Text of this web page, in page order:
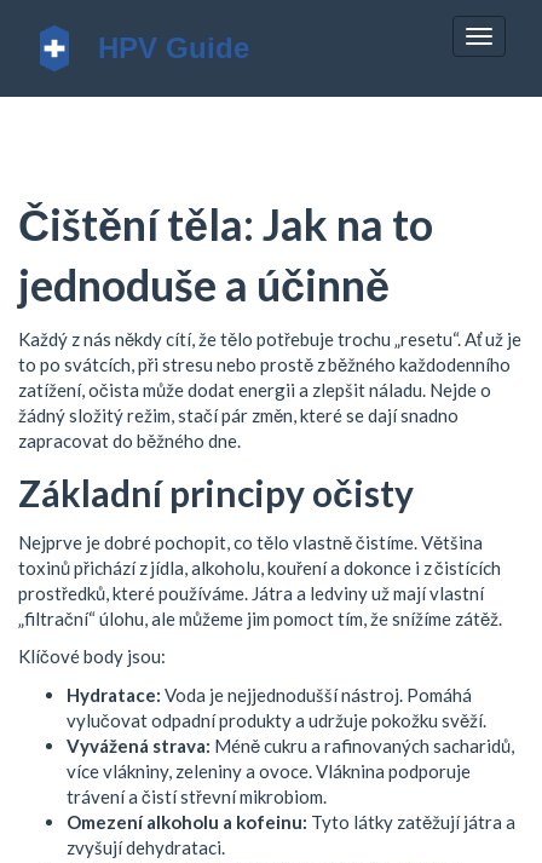
Čištění těla: Jak na to
jednoduše a účinně
Každý z nás někdy cítí, že tělo potřebuje trochu „resetu“. Ať už je
to po svátcích, při stresu nebo prostě z běžného každodenního
zatížení, očista může dodat energii a zlepšit náladu. Nejde o
žádný složitý režim, stačí pár změn, které se dají snadno
zapracovat do běžného dne.
Základní principy očisty
Nejprve je dobré pochopit, co tělo vlastně čistíme. Většina
toxinů přichází z jídla, alkoholu, kouření a dokonce i z čistících
prostředků, které používáme. Játra a ledviny už mají vlastní
„filtrační“ úlohu, ale můžeme jim pomoct tím, že snížíme zátěž.
Klíčové body jsou:
Hydratace: Voda je nejjednodušší nástroj. Pomáhá
vylučovat odpadní produkty a udržuje pokožku svěží.
Vyvážená strava: Méně cukru a rafinovaných sacharidů,
více vlákniny, zeleniny a ovoce. Vláknina podporuje
trávení a čistí střevní mikrobiom.
Omezení alkoholu a kofeinu: Tyto látky zatěžují játra a
zvyšují dehydrataci.